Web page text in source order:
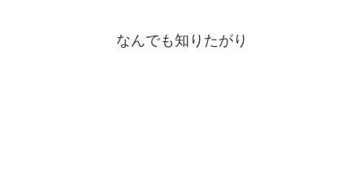
なんでも知りたがり